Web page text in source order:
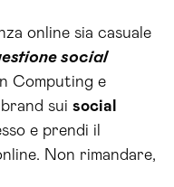
online sia casuale
social
Computing e
sui social
e prendi il
Non rimandare,